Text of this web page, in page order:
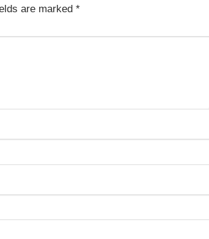
are marked *